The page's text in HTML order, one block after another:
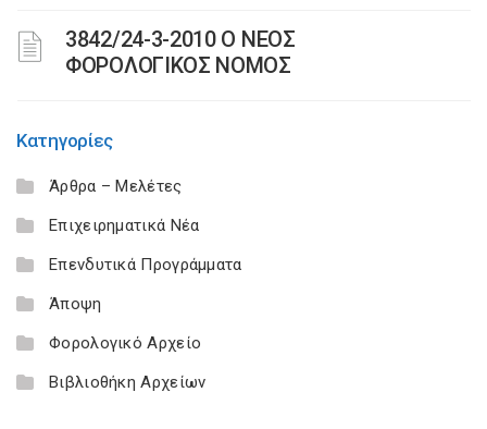
3842/24-3-2010 Ο ΝΕΟΣ
ΦΟΡΟΛΟΓΙΚΟΣ ΝΟΜΟΣ
Κατηγορίες
Άρθρα – Μελέτες
Επιχειρηματικά Νέα
Επενδυτικά Προγράμματα
Άποψη
Φορολογικό Αρχείο
Βιβλιοθήκη Αρχείων